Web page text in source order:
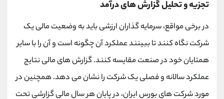
تجزیه و تحلیل گزارش های درآمد
در برخی مواقع، سرمایه گذاران ارزشی باید به وضعیت مالی یک
شرکت نگاه کنند تا ببینند عملکرد آن چگونه است و آن را با سایر
همتایان خود در صنعت مقایسه کنند. گزارش های مالی نتایج
عملکرد سالانه و فصلی یک شرکت را نشان می دهد. همچنین در
مورد شرکت های بورس ایران، در پایان هر سال مالی گزارشی تحت